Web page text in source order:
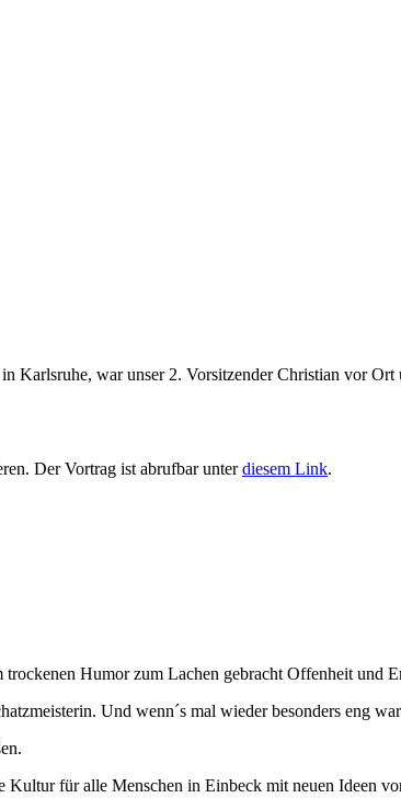
Karlsruhe, war unser 2. Vorsitzender Christian vor Ort
Der Vortrag ist abrufbar unterdiesem Link.
Humor zum Lachen gebracht Offenheit und
Und wenn´s mal wieder besonders eng
für alle Menschen in Einbeck mit neuen Ideen